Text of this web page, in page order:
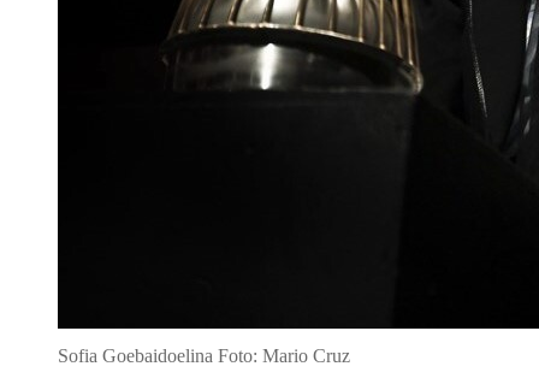
Sofia Goebaidoelina Foto: Mario Cruz